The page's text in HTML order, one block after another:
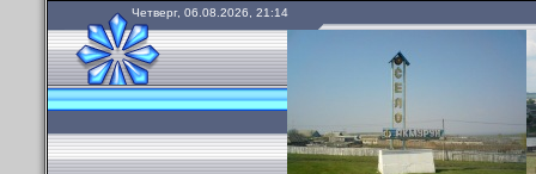
Четверг, 06.08.2026, 21:14